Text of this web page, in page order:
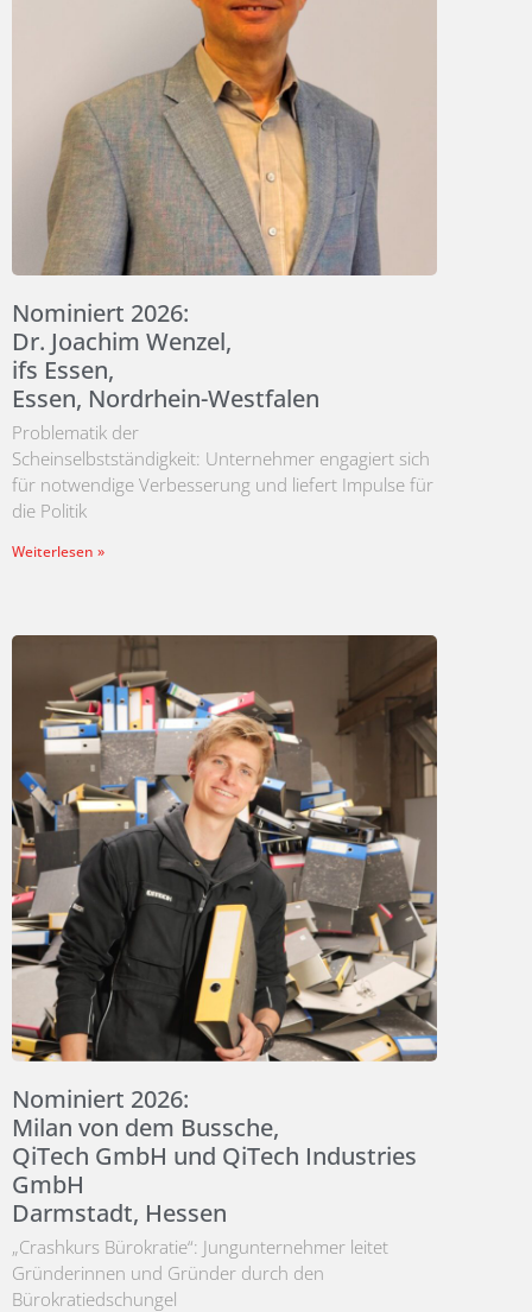
Nominiert 2026:
Dr. Joachim Wenzel,
ifs Essen,
Essen, Nordrhein-Westfalen
Problematik der
Scheinselbstständigkeit: Unternehmer engagiert sich
für notwendige Verbesserung und liefert Impulse für
die Politik
Weiterlesen »
Nominiert 2026:
Milan von dem Bussche,
QiTech GmbH und QiTech Industries
GmbH
Darmstadt, Hessen
„Crashkurs Bürokratie“: Jungunternehmer leitet
Gründerinnen und Gründer durch den
Bürokratiedschungel